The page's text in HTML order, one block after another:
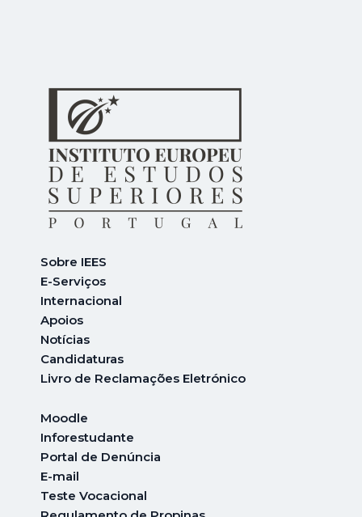
Sobre IEES
E-Serviços
Internacional
Apoios
Notícias
Candidaturas
Livro de Reclamações Eletrónico
Moodle
Inforestudante
Portal de Denúncia
E-mail
Teste Vocacional